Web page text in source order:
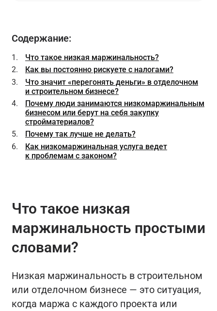
Содержание:
Что такое низкая маржинальность?
Как вы постоянно рискуете с налогами?
Что значит «перегонять деньги» в отделочном
и строительном бизнесе?
Почему люди занимаются низкомаржинальным
бизнесом или берут на себя закупку
стройматериалов?
Почему так лучше не делать?
Как низкомаржинальная услуга ведет
к проблемам с законом?
Что такое низкая
маржинальность простыми
словами?
Низкая маржинальность в строительном
или отделочном бизнесе — это ситуация,
когда маржа с каждого проекта или